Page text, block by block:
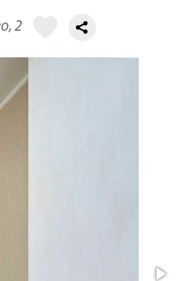
2